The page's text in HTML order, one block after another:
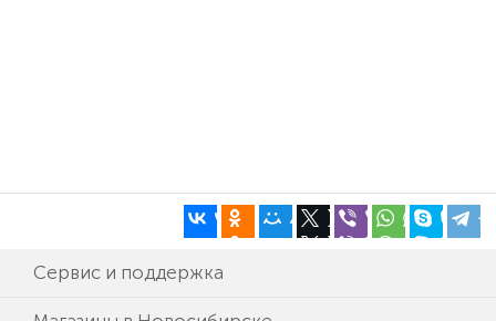
Сервис и поддержка